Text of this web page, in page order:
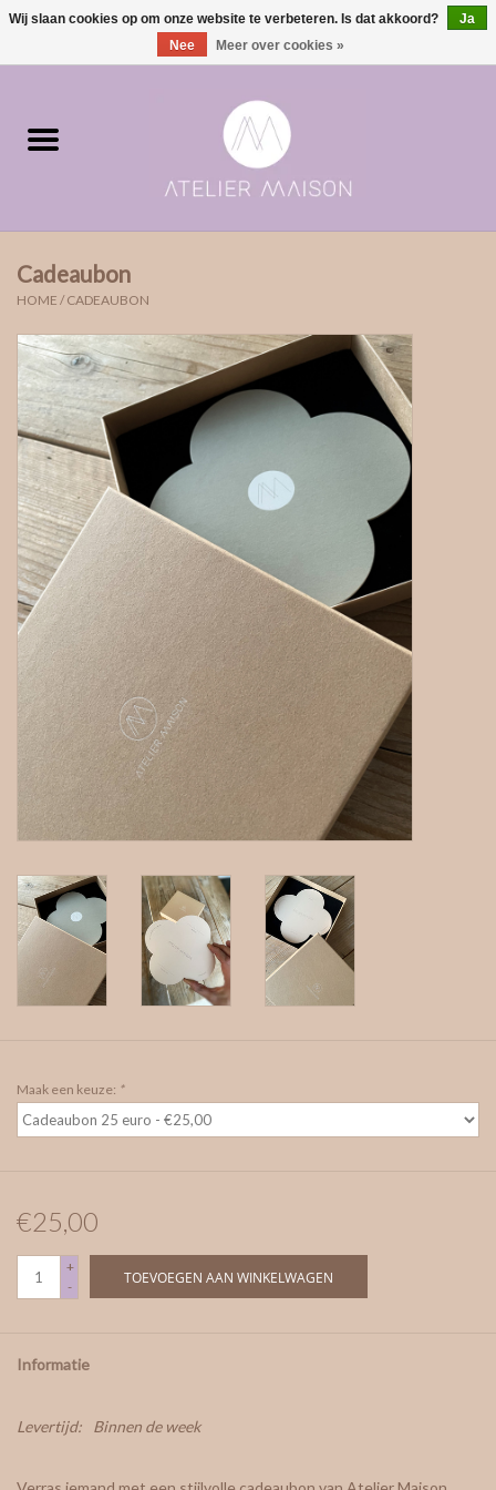
0 Artikelen - €0,00
Moments | verloving & geboorte
ONE of ONE
The Wedding collectie
Soulmates
Rouw- & asjuwelen
gepersonaliseerde juwelen
Armbanden
Extra
Nose & Paw collectie
Oorbellen
MAAK EEN AFSPRAAK
Cadeaubon
HOME /CADEAUBON
Maak een keuze: *
€25,00
+
-
TOEVOEGEN AAN WINKELWAGEN
Informatie
Levertijd: Binnen de week
Wij slaan cookies op om onze website te verbeteren. Is dat akkoord?
Ja
Nee
Meer over cookies »